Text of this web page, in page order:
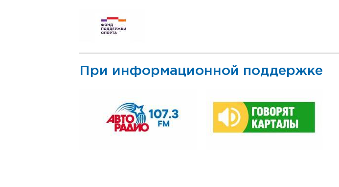
При информационной поддержке